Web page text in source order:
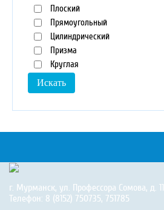
Плоский
Прямоугольный
Цилиндрический
Призма
Круглая
г. Мурманск, ул. Профессора Сомова, д. 11
Телефон: 8 (8152) 750735, 751785